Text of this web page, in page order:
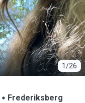
1/26
Frederiksberg